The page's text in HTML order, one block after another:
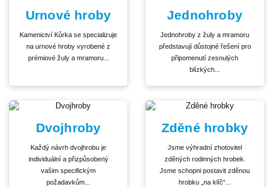
Urnové hroby
Kamenictví Kůrka se specializuje
na urnové hroby vyrobené z
prémiové žuly a mramoru...
Jednohroby
Jednohroby z žuly a mramoru
představují důstojné řešení pro
připomenutí zesnulých
blízkých...
Dvojhroby
Každý návrh dvojhrobu je
individuální a přizpůsobený
vašim specifickým
požadavkům...
Zděné hrobky
Jsme výhradní zhotovitel
zděných rodinných hrobek.
Jsme schopni postavit zděnou
hrobku „na klíč“...